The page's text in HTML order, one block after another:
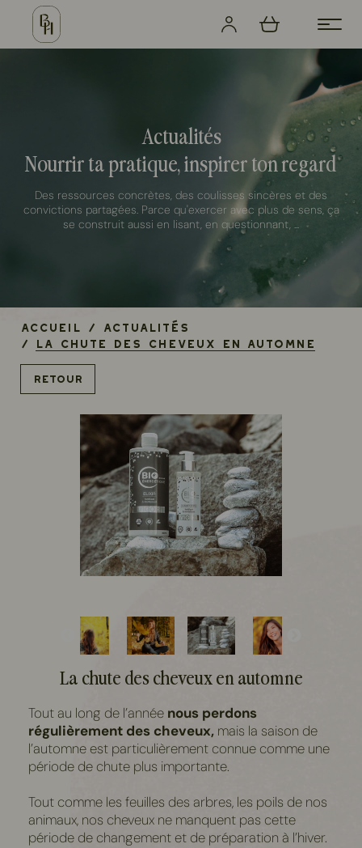
Actualités
Nourrir ta pratique, inspirer ton regard
Des ressources concrètes, des coulisses sincères et des
convictions partagées. Parce qu'exercer avec plus de sens, ça
se construit aussi en lisant, en questionnant, ...
Accueil /
Actualités
/
La chute des cheveux en automne
Retour
La chute des cheveux en automne
Tout au long de l’année nous perdons
régulièrement des cheveux, mais la saison de
l’automne est particulièrement connue comme une
période de chute plus importante.
Tout comme les feuilles des arbres, les poils de nos
animaux, nos cheveux ne manquent pas cette
période de changement et de préparation à l’hiver.